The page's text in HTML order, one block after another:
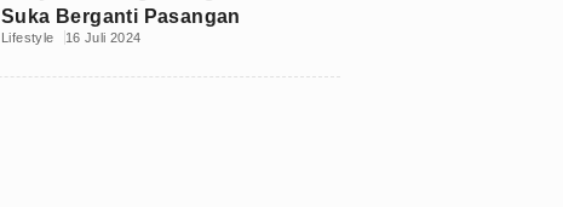
Suka Berganti Pasangan
Lifestyle 16 Juli 2024